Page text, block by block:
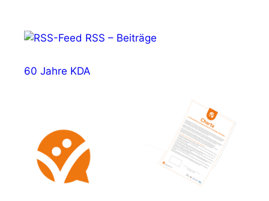
RSS – Beiträge
60 Jahre KDA